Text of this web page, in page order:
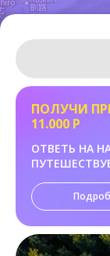
ПОЛУЧИ
11.000 Р
ОТВЕТЬ НА